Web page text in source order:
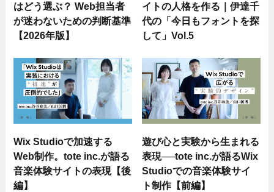
はどう選ぶ？ Web担当者
が迷わないための判断基準
【2026年版】
イトの人格を作る｜伊達千
代の「今日もフォントを探
して」Vol.5
Wix Studioで加速する
Web制作。tote inc.が語る
音楽体験サイトの表現【後
編】
遊び心と実験から生まれる
表現──tote inc.が語るWix
Studioでの音楽体験サイ
ト制作【前編】